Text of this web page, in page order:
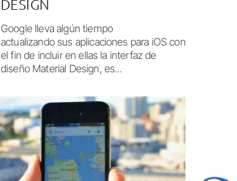
DESIGN
Google lleva algún tiempo
actualizando sus aplicaciones para iOS con
el fin de incluir en ellas la interfaz de
diseño Material Design, es...